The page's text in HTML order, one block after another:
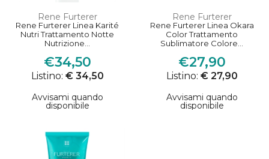
Rene Furterer
Rene Furterer Linea Karité
Nutri Trattamento Notte
Nutrizione...
€34,50
Listino: € 34,50
Avvisami quando
disponibile
Rene Furterer
Rene Furterer Linea Okara
Color Trattamento
Sublimatore Colore...
€27,90
Listino: € 27,90
Avvisami quando
disponibile